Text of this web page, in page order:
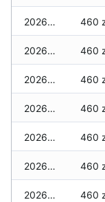
2026-01-23 460
2026-01-22 460
2026-01-21 460
2026-01-20 460
2026-01-19 460
2026-01-18 460
2026-01-17 460